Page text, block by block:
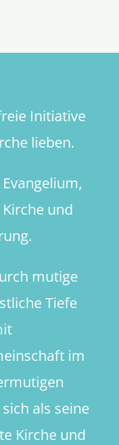
Initiative
lieben.
und
mutige
Tiefe
im
als seine
Kirche und